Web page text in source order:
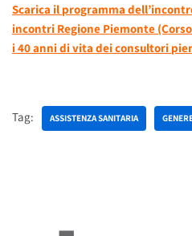
Scarica il programma
incontri Regione Piemonte
i 40 anni di vita dei consultori
Tag: ASSISTENZA SANITARIA